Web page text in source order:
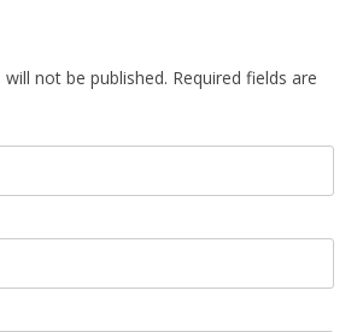
not be published. Required fields are